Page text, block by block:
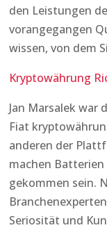
den Leistungen
vorangegangen
wissen, von dem
Kryptowährung
Jan Marsalek war
Fiat
anderen der
machen
gekommen sein.
Seriosität und